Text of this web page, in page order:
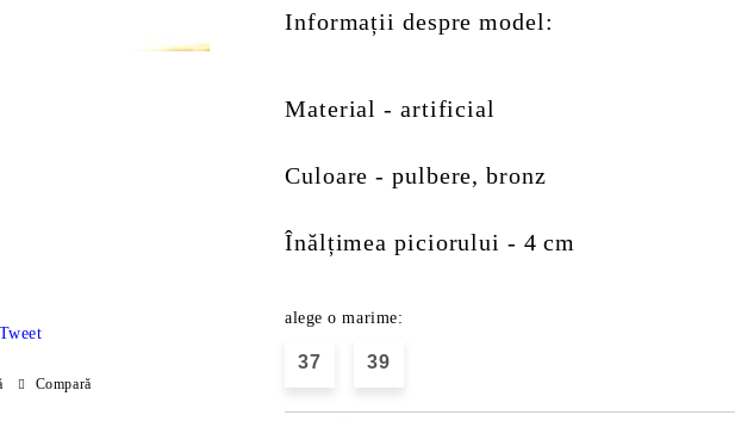
Informații despre model:
Material - artificial
Culoare - pulbere, bronz
Înălțimea piciorului - 4 cm
alege o marime:
37 39
Tweet
Compară